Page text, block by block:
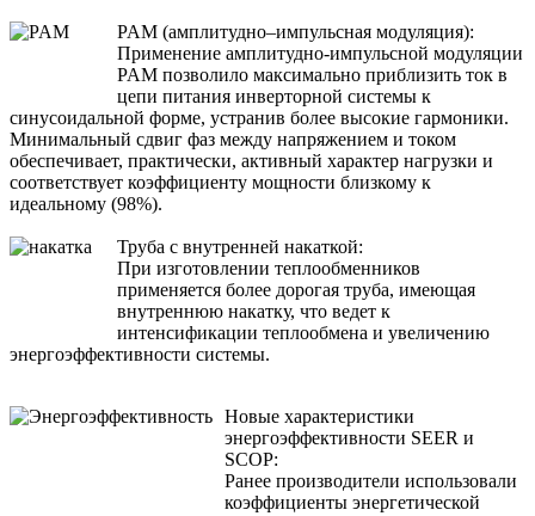
PAM (амплитудно–импульсная модуляция):
Применение амплитудно-импульсной модуляции
PAM позволило максимально приблизить ток в
цепи питания инверторной системы к
синусоидальной форме, устранив более высокие гармоники.
Минимальный сдвиг фаз между напряжением и током
обеспечивает, практически, активный характер нагрузки и
соответствует коэффициенту мощности близкому к
идеальному (98%).
Труба с внутренней накаткой:
При изготовлении теплообменников
применяется более дорогая труба, имеющая
внутреннюю накатку, что ведет к
интенсификации теплообмена и увеличению
энергоэффективности системы.
Новые характеристики
энергоэффективности SEER и
SCOP:
Ранее производители использовали
коэффициенты энергетической